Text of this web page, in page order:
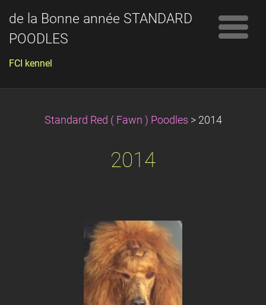
de la Bonne année STANDARD
POODLES
FCI kennel
Standard Red ( Fawn ) Poodles > 2014
2014